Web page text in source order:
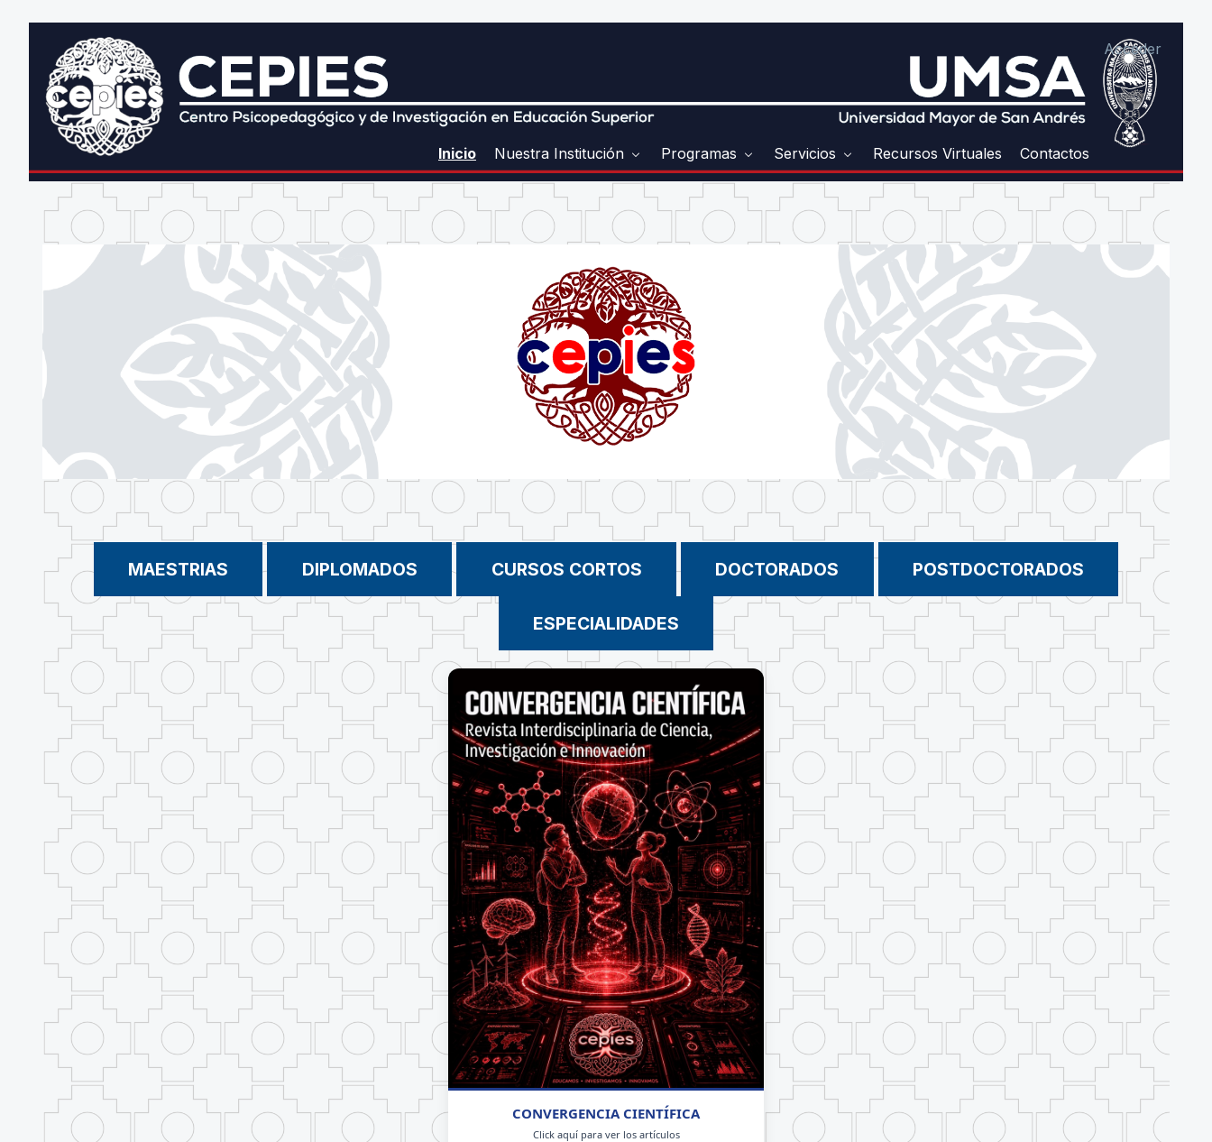
Acceder
Inicio Nuestra Institución Programas Servicios Recursos Virtuales Contactos
MAESTRIAS DIPLOMADOS CURSOS CORTOS DOCTORADOS POSTDOCTORADOS
ESPECIALIDADES
CONVERGENCIA CIENTÍFICA
Click aquí para ver los artículos